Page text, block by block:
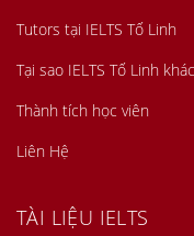
Tutors tại IELTS Tố Linh
Tại sao IELTS Tố Linh
Thành tích học viên
Liên Hệ
TÀI LIỆU IELTS